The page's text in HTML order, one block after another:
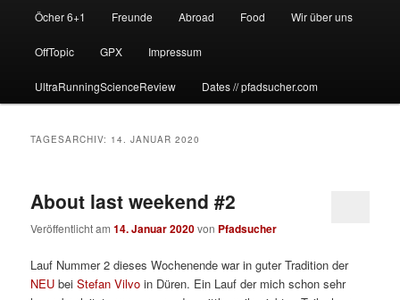
Öcher 6+1 Freunde Abroad Food Wir über uns
OffTopic GPX Impressum
UltraRunningScienceReview Dates // pfadsucher.com
TAGESARCHIV: 14. JANUAR 2020
About last weekend #2
Veröffentlicht am14. Januar 2020von Pfadsucher
Lauf Nummer 2 dieses Wochenende war in guter Tradition der
NEU beiStefan Vilvo in Düren. Ein Lauf der mich schon sehr